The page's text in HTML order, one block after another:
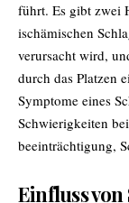
führt. Es gibt zwei
ischämischen
verursacht wird,
durch das Platzen
Symptome eines
Schwierigkeiten
beeinträchtigung,
Einfluss